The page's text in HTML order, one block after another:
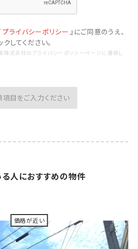
プライバシーポリシー 』にご同意のうえ、
してください。
株式会社のプライバシーポリシーページに遷移し
項目をご入力ください
人におすすめの物件